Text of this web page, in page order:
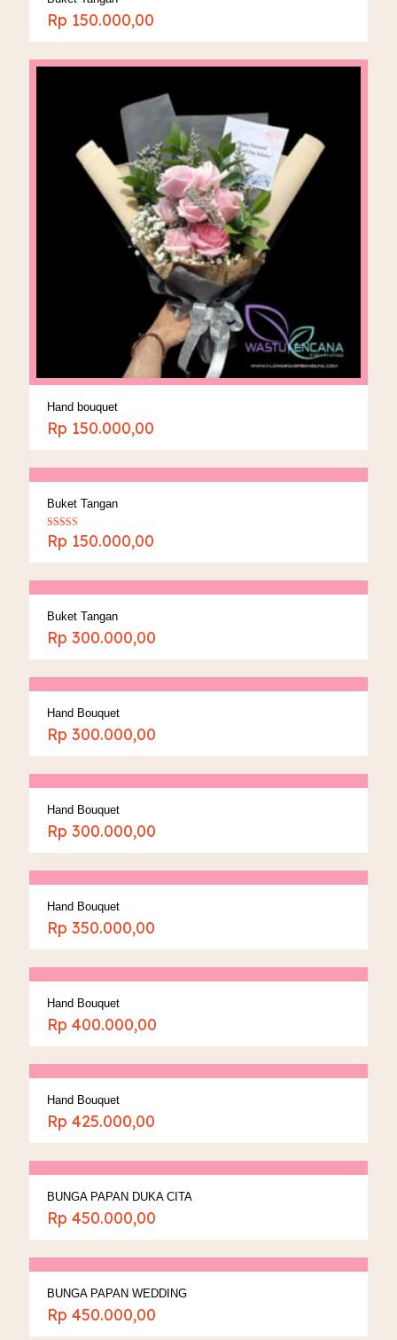
Rp 150.000,00
Hand bouquet
Rp 150.000,00
Buket Tangan
Dinilai
5.00
Rp 150.000,00
Buket Tangan
Rp 300.000,00
Hand Bouquet
Rp 300.000,00
Hand Bouquet
Rp 300.000,00
Hand Bouquet
Rp 350.000,00
Hand Bouquet
Rp 400.000,00
Hand Bouquet
Rp 425.000,00
BUNGA PAPAN DUKA CITA
Rp 450.000,00
BUNGA PAPAN WEDDING
Rp 450.000,00